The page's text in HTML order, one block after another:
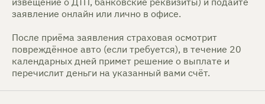
заявление онлайн или лично в офисе.
После приёма заявления страховая осмотрит
повреждённое авто (если требуется), в течение 20
календарных дней примет решение о выплате и
перечислит деньги на указанный вами счёт.